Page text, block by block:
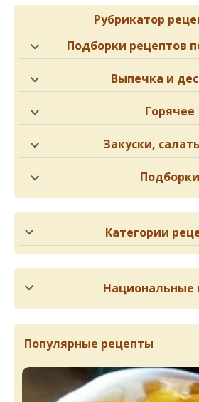
Рубрикатор
Подборки рецептов
Выпечка и
Горячее
Закуски,
Подборки
Категории
Национальные
Популярные рецепты